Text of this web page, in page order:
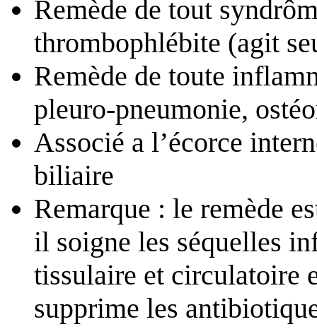
Remède de tout
thrombophlébite (agit
Remède de toute
pleuro-pneumonie,
Associé a l’écorce
biliaire
Remarque : le remède
il soigne les séquelles
tissulaire et circulatoire
supprime les